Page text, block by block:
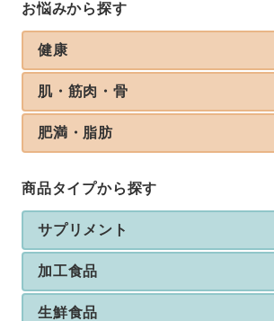
お悩みから探す
健康
肌・筋肉・骨
肥満・脂肪
商品タイプから探す
サプリメント
加工食品
生鮮食品